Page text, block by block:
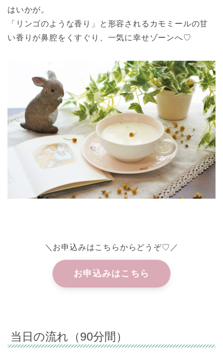
はいかが。
「リンゴのような香り」と形容されるカモミールの甘
い香りが鼻腔をくすぐり、一気に幸せゾーンへ♡
＼お申込みはこちらからどうぞ♡／
お申込みはこちら
当日の流れ（90分間）